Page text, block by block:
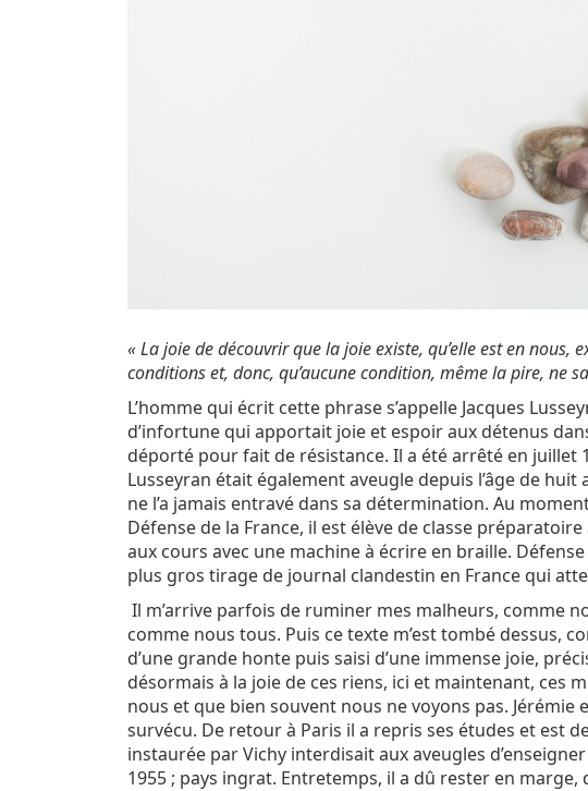
« La joie de découvrir que la joie existe, qu’elle est en nous,
conditions et, donc, qu’aucune condition, même la pire, ne
L’homme qui écrit cette phrase s’appelle Jacques
d’infortune qui apportait joie et espoir aux détenus
déporté pour fait de résistance. Il a été arrêté en juillet
Lusseyran était également aveugle depuis l’âge de huit
ne l’a jamais entravé dans sa détermination. Au
Défense de la France, il est élève de classe
aux cours avec une machine à écrire en braille.
plus gros tirage de journal clandestin en France qui
Il m’arrive parfois de ruminer mes malheurs, comme
comme nous tous. Puis ce texte m’est tombé dessus,
d’une grande honte puis saisi d’une immense joie,
désormais à la joie de ces riens, ici et maintenant, ces
nous et que bien souvent nous ne voyons pas. Jérémie
survécu. De retour à Paris il a repris ses études et est
instaurée par Vichy interdisait aux aveugles d’enseigner
1955 ; pays ingrat. Entretemps, il a dû rester en